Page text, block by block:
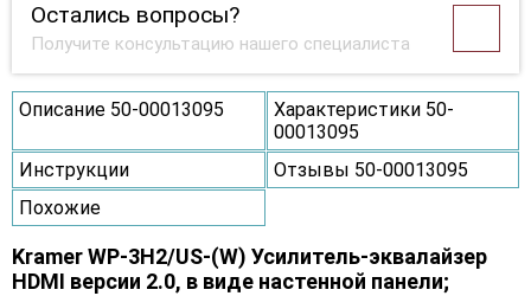
Остались вопросы?
Получите консультацию нашего специалиста
Описание 50-00013095
Характеристики 50-
00013095
Инструкции
Отзывы 50-00013095
Похожие
Kramer WP-3H2/US-(W) Усилитель-эквалайзер
HDMI версии 2.0, в виде настенной панели;